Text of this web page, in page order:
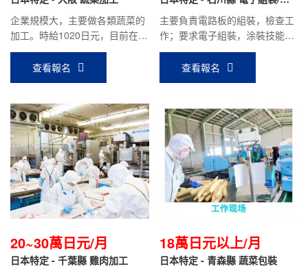
企業規模大，主要做各類蔬菜的
加工。時給1020日元，目前在職
人員平均到手工資：18萬日元左
查看報名
主要負責電路板的組裝，檢查工
作；要求電子組裝，涂裝技能實
習結束回國人員；平均到手工資
20萬日元以上。
查看報名
20~30萬日元/月
日本特定 - 千葉縣 雞肉加工
18萬日元以上/月
日本特定 - 青森縣 蔬菜包裝